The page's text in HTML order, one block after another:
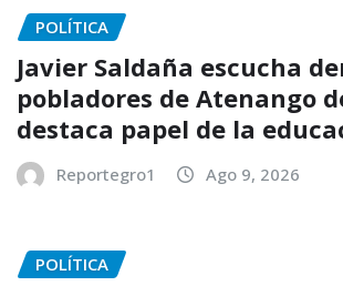
POLÍTICA
Javier Saldaña escucha
pobladores de Atenango
destaca papel de la
Reportegro1 Ago 9, 2026
POLÍTICA